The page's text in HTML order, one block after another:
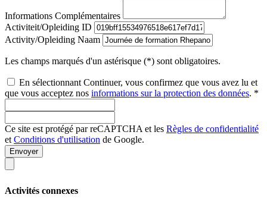
Informations Complémentaires
Activiteit/Opleiding ID
Activity/Opleiding Naam
Les champs marqués d'un astérisque (*) sont obligatoires.
En sélectionnant Continuer, vous confirmez que vous avez lu et
que vous acceptez nos informations sur la protection des données. *
Ce site est protégé par reCAPTCHA et les Règles de confidentialité
et Conditions d'utilisation de Google.
Envoyer
Activités connexes